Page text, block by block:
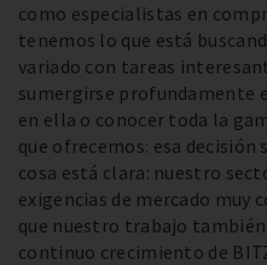
como especialistas en
tenemos lo que está
variado con tareas
sumergirse profundamente
en ella o conocer toda la
que ofrecemos: esa decisión
cosa está clara: nuestro
exigencias de mercado muy
que nuestro trabajo también
continuo crecimiento de